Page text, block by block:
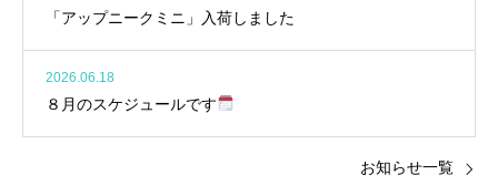
「アップニークミニ」入荷しました
2026.06.18
８月のスケジュールです
お知らせ一覧